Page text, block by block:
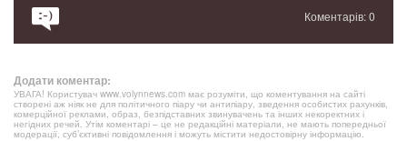
Коментарів: 0
Додати коментар:
УВАГА! Користувач www.volynnews.com має розуміти, що коментування на сайті
створені аж ніяк не для політичного піару чи антипіару, зведення особистих рахунків,
комерційної реклами, образ, безпідставних звинувачень та інших некоректних і
негідних речей. Утім коментарі – це не редакційні матеріали, не мають попередньої
модерації, суб’єктивні повідомлення і можуть містити недостовірну інформацію.